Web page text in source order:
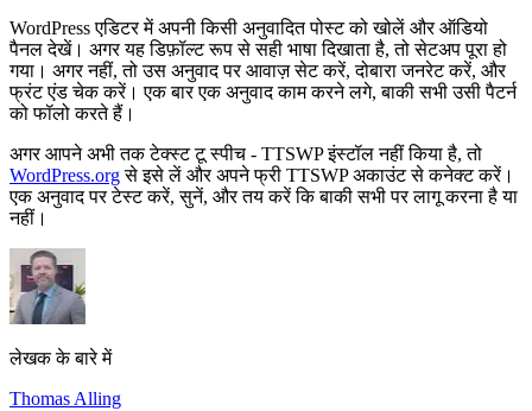
WordPress एडिटर में अपनी किसी अनुवादित पोस्ट को खोलें और ऑडियो
पैनल देखें। अगर यह डिफ़ॉल्ट रूप से सही भाषा दिखाता है, तो सेटअप पूरा हो
गया। अगर नहीं, तो उस अनुवाद पर आवाज़ सेट करें, दोबारा जनरेट करें, और
फ्रंट एंड चेक करें। एक बार एक अनुवाद काम करने लगे, बाकी सभी उसी पैटर्न
को फॉलो करते हैं।
अगर आपने अभी तक टेक्स्ट टू स्पीच - TTSWP इंस्टॉल नहीं किया है, तो
WordPress.orgसे इसे लें और अपने फ्री TTSWP अकाउंट से कनेक्ट करें।
एक अनुवाद पर टेस्ट करें, सुनें, और तय करें कि बाकी सभी पर लागू करना है या
नहीं।
लेखक के बारे में
Thomas Alling